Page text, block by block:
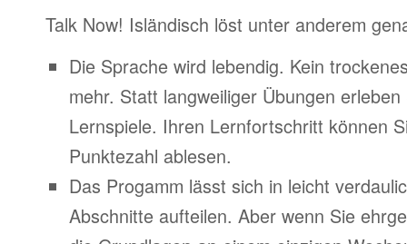
Talk Now! Isländisch löst unter anderem
Die Sprache wird lebendig. Kein
mehr. Statt langweiliger Übungen
Lernspiele. Ihren Lernfortschritt können
Punktezahl ablesen.
Das Progamm lässt sich in leicht
Abschnitte aufteilen. Aber wenn Sie